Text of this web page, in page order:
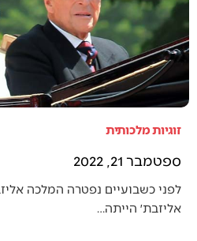
זוגיות מלכותית
ספטמבר 21, 2022
אליזבת׳ הייתה…